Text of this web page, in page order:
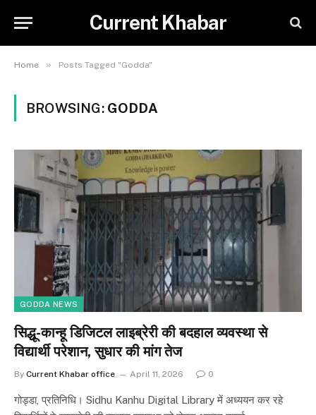
Current Khabar
Home » Posts Tagged "Godda"
BROWSING: GODDA
GODDA NEWS
सिद्धू-कान्हू डिजिटल लाइब्रेरी की बदहाल व्यवस्था से
विद्यार्थी परेशान, सुधार की मांग तेज
By Current Khabar office April 11, 2026 0
गोड्डा, प्रतिनिधि। Sidhu Kanhu Digital Library में अध्ययन कर रहे